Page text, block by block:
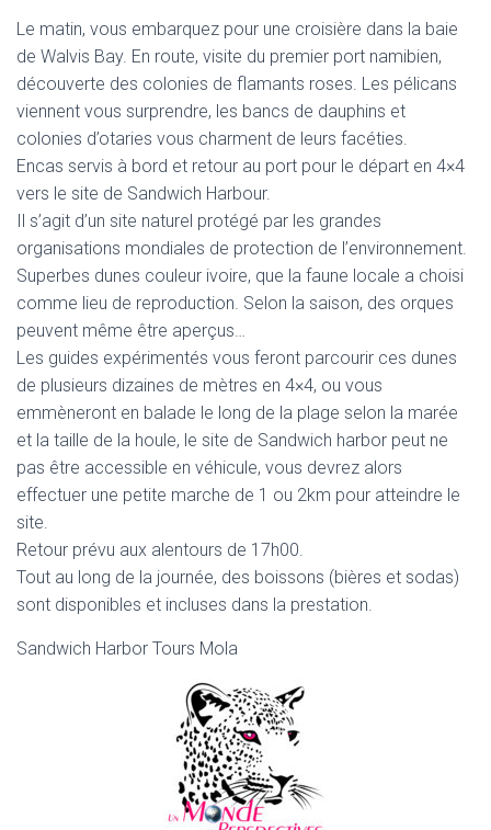
Le matin, vous embarquez pour une croisière dans la baie
de Walvis Bay. En route, visite du premier port namibien,
découverte des colonies de flamants roses. Les pélicans
viennent vous surprendre, les bancs de dauphins et
colonies d’otaries vous charment de leurs facéties.
Encas servis à bord et retour au port pour le départ en 4×4
vers le site de Sandwich Harbour.
Il s’agit d’un site naturel protégé par les grandes
organisations mondiales de protection de l’environnement.
Superbes dunes couleur ivoire, que la faune locale a choisi
comme lieu de reproduction. Selon la saison, des orques
peuvent même être aperçus…
Les guides expérimentés vous feront parcourir ces dunes
de plusieurs dizaines de mètres en 4×4, ou vous
emmèneront en balade le long de la plage selon la marée
et la taille de la houle, le site de Sandwich harbor peut ne
pas être accessible en véhicule, vous devrez alors
effectuer une petite marche de 1 ou 2km pour atteindre le
site.
Retour prévu aux alentours de 17h00.
Tout au long de la journée, des boissons (bières et sodas)
sont disponibles et incluses dans la prestation.
Sandwich Harbor Tours Mola